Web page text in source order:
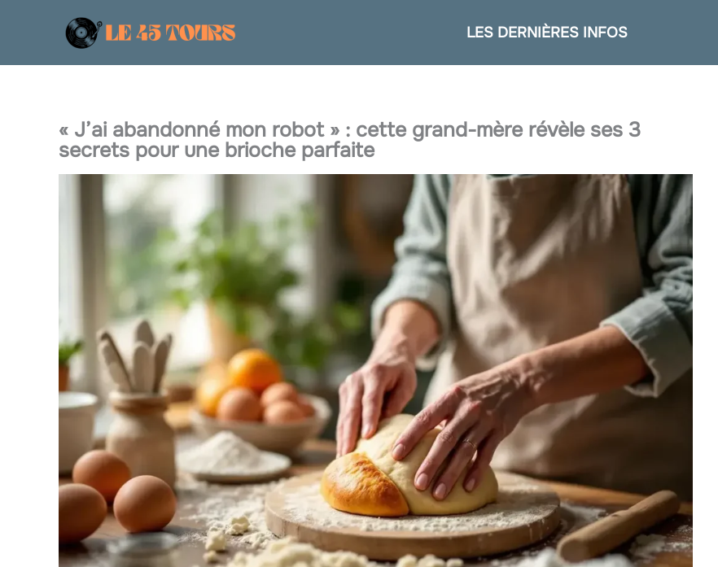
LES DERNIÈRES INFOS
« J’ai abandonné mon robot » : cette grand-mère révèle ses 3
secrets pour une brioche parfaite